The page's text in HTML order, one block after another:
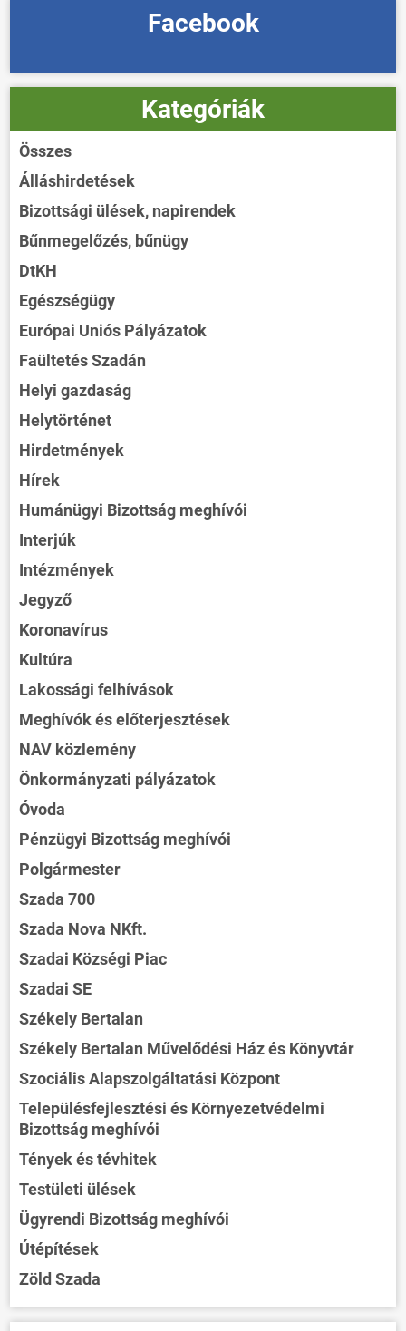
Facebook
Kategóriák
Összes
Álláshirdetések
Bizottsági ülések, napirendek
Bűnmegelőzés, bűnügy
DtKH
Egészségügy
Európai Uniós Pályázatok
Faültetés Szadán
Helyi gazdaság
Helytörténet
Hirdetmények
Hírek
Humánügyi Bizottság meghívói
Interjúk
Intézmények
Jegyző
Koronavírus
Kultúra
Lakossági felhívások
Meghívók és előterjesztések
NAV közlemény
Önkormányzati pályázatok
Óvoda
Pénzügyi Bizottság meghívói
Polgármester
Szada 700
Szada Nova NKft.
Szadai Községi Piac
Szadai SE
Székely Bertalan
Székely Bertalan Művelődési Ház és Könyvtár
Szociális Alapszolgáltatási Központ
Településfejlesztési és Környezetvédelmi
Bizottság meghívói
Tények és tévhitek
Testületi ülések
Ügyrendi Bizottság meghívói
Útépítések
Zöld Szada